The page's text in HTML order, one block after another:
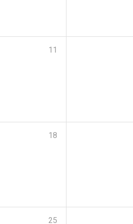
11
18
25